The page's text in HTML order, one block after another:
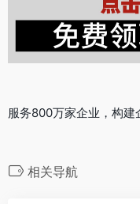
服务800万家企业，构建
相关导航